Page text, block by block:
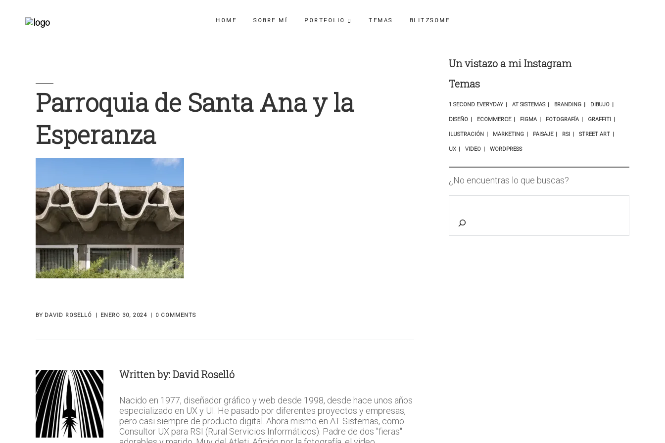
HOME SOBRE MÍ PORTFOLIO TEMAS BLITZSOME
Parroquia de Santa Ana y la
Esperanza
BY DAVID ROSELLÓ ENERO 30, 2024 0 COMMENTS
Written by:David Roselló
Nacido en 1977, diseñador gráfico y web desde 1998, desde hace unos años
especializado en UX y UI. He pasado por diferentes proyectos y empresas,
pero casi siempre de producto digital. Ahora mismo en AT Sistemas, como
Consultor UX para RSI (Rural Servicios Informáticos). Padre de dos "fieras"
Un vistazo a mi Instagram
Temas
1 SECOND EVERYDAY AT SISTEMAS BRANDING DIBUJO
DISEÑO ECOMMERCE FIGMA FOTOGRAFÍA GRAFFITI
ILUSTRACIÓN MARKETING PAISAJE RSI STREET ART
UX VIDEO WORDPRESS
¿No encuentras lo que buscas?